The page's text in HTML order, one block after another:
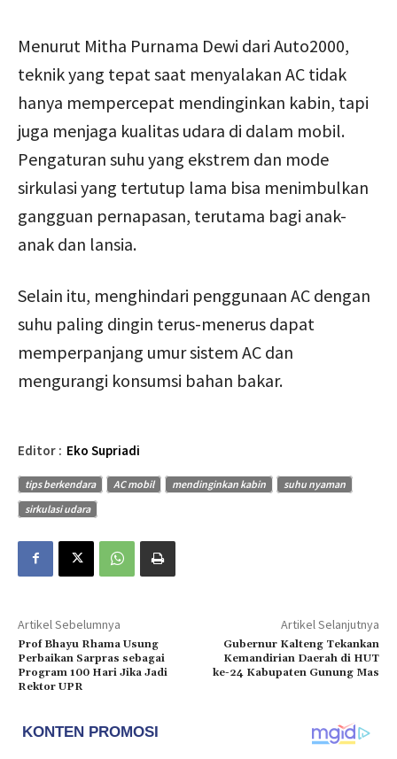
Menurut Mitha Purnama Dewi dari Auto2000,
teknik yang tepat saat menyalakan AC tidak
hanya mempercepat mendinginkan kabin, tapi
juga menjaga kualitas udara di dalam mobil.
Pengaturan suhu yang ekstrem dan mode
sirkulasi yang tertutup lama bisa menimbulkan
gangguan pernapasan, terutama bagi anak-
anak dan lansia.
Selain itu, menghindari penggunaan AC dengan
suhu paling dingin terus-menerus dapat
memperpanjang umur sistem AC dan
mengurangi konsumsi bahan bakar.
Editor : Eko Supriadi
tips berkendara AC mobil mendinginkan kabin
suhu nyaman
sirkulasi udara
Artikel Sebelumnya
Prof Bhayu Rhama Usung
Perbaikan Sarpras sebagai
Program 100 Hari Jika Jadi
Rektor UPR
Artikel Selanjutnya
Gubernur Kalteng Tekankan
Kemandirian Daerah di HUT
ke-24 Kabupaten Gunung Mas